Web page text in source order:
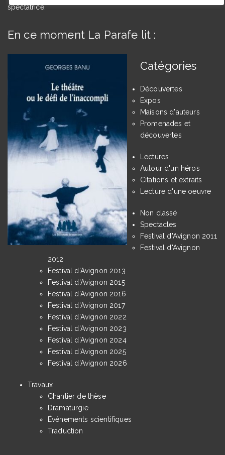
spectatrice.
En ce moment La Parafe lit :
Catégories
Découvertes
Expos
Maisons d'auteurs
Promenades et
découvertes
Lectures
Autour d'un héros
Citations et extraits
Lecture d'une oeuvre
Non classé
Spectacles
Festival d'Avignon 2011
Festival d'Avignon
2012
Festival d'Avignon 2013
Festival d'Avignon 2015
Festival d'Avignon 2016
Festival d'Avignon 2017
Festival d'Avignon 2022
Festival d'Avignon 2023
Festival d'Avignon 2024
Festival d'Avignon 2025
Festival d'Avignon 2026
Travaux
Chantier de thèse
Dramaturgie
Événements scientifiques
Traduction